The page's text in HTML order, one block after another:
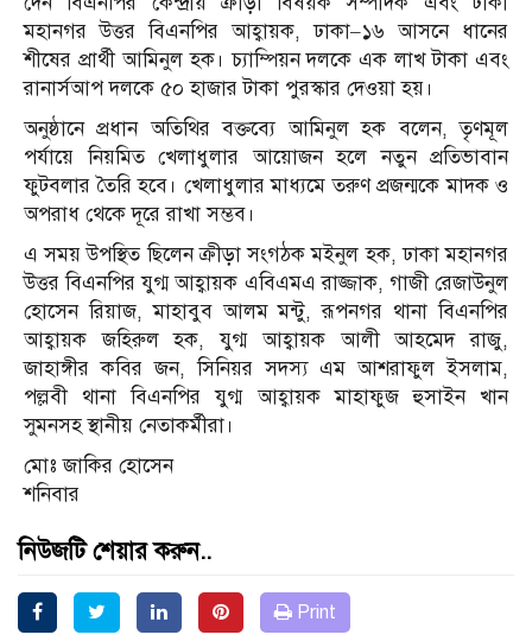
মহানগর উত্তর বিএনপির আহ্বায়ক, ঢাকা–১৬ আসনে ধানের
শীষের প্রার্থী আমিনুল হক। চ্যাম্পিয়ন দলকে এক লাখ টাকা এবং
রানার্সআপ দলকে ৫০ হাজার টাকা পুরস্কার দেওয়া হয়।
অনুষ্ঠানে প্রধান অতিথির বক্তব্যে আমিনুল হক বলেন, তৃণমূল
পর্যায়ে নিয়মিত খেলাধুলার আয়োজন হলে নতুন প্রতিভাবান
ফুটবলার তৈরি হবে। খেলাধুলার মাধ্যমে তরুণ প্রজন্মকে মাদক ও
অপরাধ থেকে দূরে রাখা সম্ভব।
এ সময় উপস্থিত ছিলেন ক্রীড়া সংগঠক মইনুল হক, ঢাকা মহানগর
উত্তর বিএনপির যুগ্ম আহ্বায়ক এবিএমএ রাজ্জাক, গাজী রেজাউনুল
হোসেন রিয়াজ, মাহাবুব আলম মন্টু, রূপনগর থানা বিএনপির
আহ্বায়ক জহিরুল হক, যুগ্ম আহ্বায়ক আলী আহমেদ রাজু,
জাহাঙ্গীর কবির জন, সিনিয়র সদস্য এম আশরাফুল ইসলাম,
পল্লবী থানা বিএনপির যুগ্ম আহ্বায়ক মাহাফুজ হুসাইন খান
সুমনসহ স্থানীয় নেতাকর্মীরা।
মোঃ জাকির হোসেন
শনিবার
নিউজটি শেয়ার করুন..
Print